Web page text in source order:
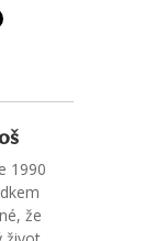
1990
že